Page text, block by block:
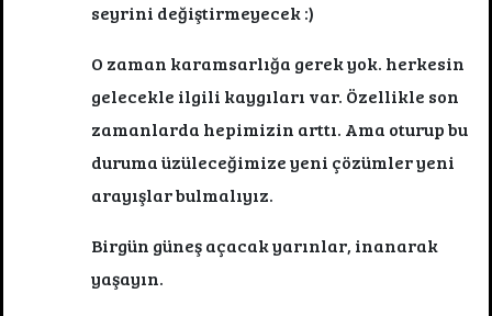
seyrini değiştirmeyecek :)
O zaman karamsarlığa gerek yok. herkesin
gelecekle ilgili kaygıları var. Özellikle son
zamanlarda hepimizin arttı. Ama oturup bu
duruma üzüleceğimize yeni çözümler yeni
arayışlar bulmalıyız.
Birgün güneş açacak yarınlar, inanarak
yaşayın.